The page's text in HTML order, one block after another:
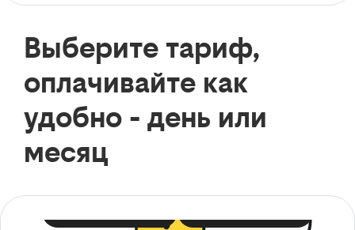
Выберите тариф,
оплачивайте как
удобно - день или
месяц